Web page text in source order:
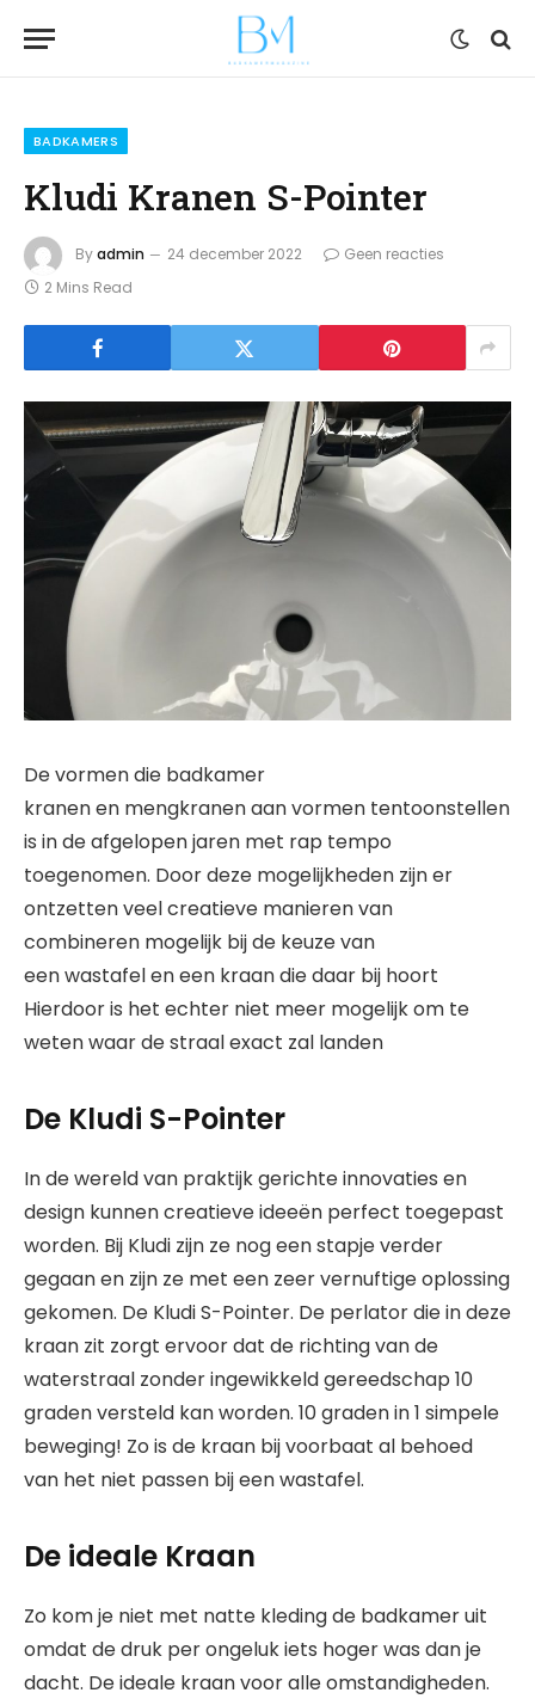
BADKAMERS
Kludi Kranen S-Pointer
Byadmin 24 december 2022
Geen reacties
2 Mins Read
De vormen die badkamer
kranen en mengkranen aan vormen tentoonstellen
is in de afgelopen jaren met rap tempo
toegenomen. Door deze mogelijkheden zijn er
ontzetten veel creatieve manieren van
combineren mogelijk bij de keuze van
een wastafel en een kraan die daar bij hoort
Hierdoor is het echter niet meer mogelijk om te
weten waar de straal exact zal landen
De Kludi S-Pointer
In de wereld van praktijk gerichte innovaties en
design kunnen creatieve ideeën perfect toegepast
worden. Bij Kludi zijn ze nog een stapje verder
gegaan en zijn ze met een zeer vernuftige oplossing
gekomen. De Kludi S-Pointer. De perlator die in deze
kraan zit zorgt ervoor dat de richting van de
waterstraal zonder ingewikkeld gereedschap 10
graden versteld kan worden. 10 graden in 1 simpele
beweging! Zo is de kraan bij voorbaat al behoed
van het niet passen bij een wastafel.
De ideale Kraan
Zo kom je niet met natte kleding de badkamer uit
omdat de druk per ongeluk iets hoger was dan je
dacht. De ideale kraan voor alle omstandigheden.